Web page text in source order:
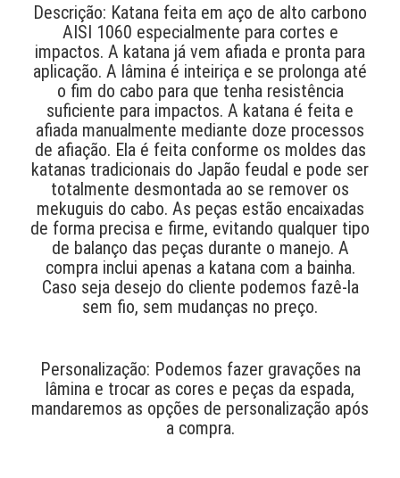
Descrição: Katana feita em aço de alto carbono
AISI 1060 especialmente para cortes e
impactos. A katana já vem afiada e pronta para
aplicação. A lâmina é inteiriça e se prolonga até
o fim do cabo para que tenha resistência
suficiente para impactos. A katana é feita e
afiada manualmente mediante doze processos
de afiação. Ela é feita conforme os moldes das
katanas tradicionais do Japão feudal e pode ser
totalmente desmontada ao se remover os
mekuguis do cabo. As peças estão encaixadas
de forma precisa e firme, evitando qualquer tipo
de balanço das peças durante o manejo. A
compra inclui apenas a katana com a bainha.
Caso seja desejo do cliente podemos fazê-la
sem fio, sem mudanças no preço.
Personalização: Podemos fazer gravações na
lâmina e trocar as cores e peças da espada,
mandaremos as opções de personalização após
a compra.